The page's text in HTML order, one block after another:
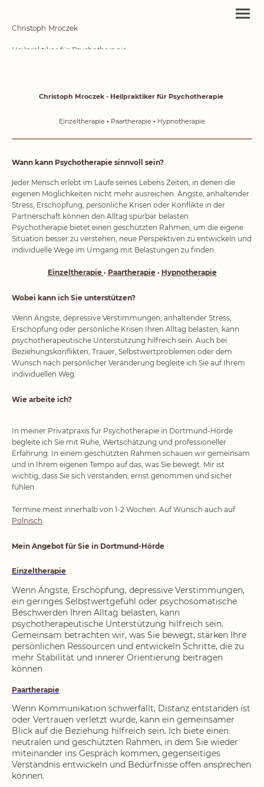
Christoph Mroczek
Heilpraktiker für Psychotherapie
Christoph Mroczek - Heilpraktiker für Psychotherapie
Einzeltherapie · Paartherapie · Hypnotherapie
Wann kann Psychotherapie sinnvoll sein?
Jeder Mensch erlebt im Laufe seines Lebens Zeiten, in denen die
eigenen Möglichkeiten nicht mehr ausreichen. Ängste, anhaltender
Stress, Erschöpfung, persönliche Krisen oder Konflikte in der
Partnerschaft können den Alltag spürbar belasten.
Psychotherapie bietet einen geschützten Rahmen, um die eigene
Situation besser zu verstehen, neue Perspektiven zu entwickeln und
individuelle Wege im Umgang mit Belastungen zu finden.
Einzeltherapie · Paartherapie · Hypnotherapie
Wobei kann ich Sie unterstützen?
Wenn Ängste, depressive Verstimmungen, anhaltender Stress,
Erschöpfung oder persönliche Krisen Ihren Alltag belasten, kann
psychotherapeutische Unterstützung hilfreich sein. Auch bei
Beziehungskonflikten, Trauer, Selbstwertproblemen oder dem
Wunsch nach persönlicher Veränderung begleite ich Sie auf Ihrem
individuellen Weg.
Wie arbeite ich?
In meiner Privatpraxis für Psychotherapie in Dortmund-Hörde
begleite ich Sie mit Ruhe, Wertschätzung und professioneller
Erfahrung. In einem geschützten Rahmen schauen wir gemeinsam
und in Ihrem eigenen Tempo auf das, was Sie bewegt. Mir ist
wichtig, dass Sie sich verstanden, ernst genommen und sicher
fühlen.
Termine meist innerhalb von 1-2 Wochen. Auf Wunsch auch auf
Polnisch
Mein Angebot für Sie in Dortmund-Hörde
Einzeltherapie
Wenn Ängste, Erschöpfung, depressive Verstimmungen,
ein geringes Selbstwertgefühl oder psychosomatische
Beschwerden Ihren Alltag belasten, kann
psychotherapeutische Unterstützung hilfreich sein.
Gemeinsam betrachten wir, was Sie bewegt, stärken Ihre
persönlichen Ressourcen und entwickeln Schritte, die zu
mehr Stabilität und innerer Orientierung beitragen
können
Paartherapie
Wenn Kommunikation schwerfällt, Distanz entstanden ist
oder Vertrauen verletzt wurde, kann ein gemeinsamer
Blick auf die Beziehung hilfreich sein. Ich biete einen
neutralen und geschützten Rahmen, in dem Sie wieder
miteinander ins Gespräch kommen, gegenseitiges
Verständnis entwickeln und Bedürfnisse offen ansprechen
können.